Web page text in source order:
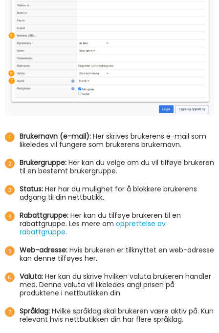
Brukernavn (e-mail): Her skrives brukerens e-mail som
likeledes vil fungere som brukerens brukernavn.
Brukergruppe: Her kan du velge om du vil tilføye brukeren
til en bestemt brukergruppe.
Status: Her har du mulighet for å blokkere brukerens
adgang til din nettbutikk.
Rabattgruppe: Her kan du tilføye brukeren til en
rabattgruppe. Les mere om opprettelse av
rabattgruppe.
Web-adresse: Hvis brukeren er tilknyttet en web-adresse
kan denne tilføyes her.
Valuta: Her kan du skrive hvilken valuta brukeren handler
med. Denne valuta vil likeledes angi prisen på
produktene i nettbutikken din.
Språklag: Hvilke språklag skal brukeren være aktiv på. Kun
relevant hvis nettbutikken din har flere språklag.